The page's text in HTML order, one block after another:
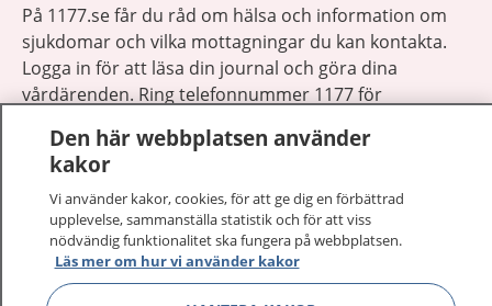
På 1177.se får du råd om hälsa och information om
sjukdomar och vilka mottagningar du kan kontakta.
Logga in för att läsa din journal och göra dina
vårdärenden. Ring telefonnummer 1177 för
1177 ger dig råd när du vill må bättre.
1177 på flera språk Visa
Den här webbplatsen använder
kakor
Vi använder kakor, cookies, för att ge dig en förbättrad
upplevelse, sammanställa statistik och för att viss
nödvändig funktionalitet ska fungera på webbplatsen.
Läs mer om hur vi använder kakor